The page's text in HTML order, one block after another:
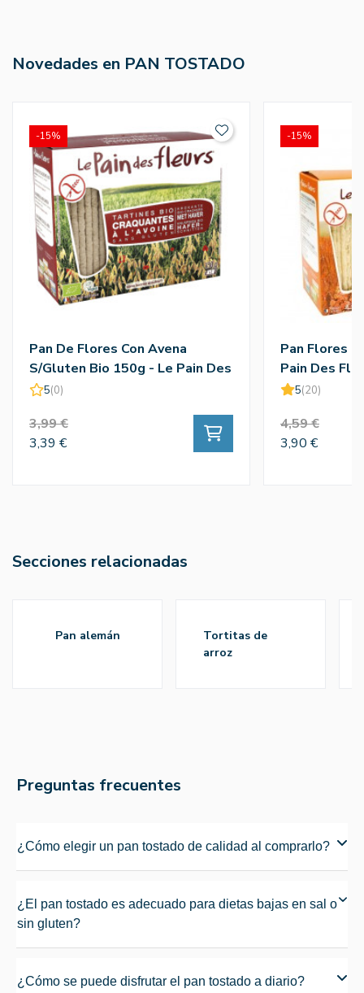
Novedades en PAN TOSTADO
Pan De Flores Con Avena
S/Gluten Bio 150g - Le Pain Des
Fleurs
5(0)
3,99 €
3,39 €
-15%
Pan Flores
Pain Des
5(20)
4,59 €
3,90 €
-15%
Secciones relacionadas
pan alemán
tortitas de
arroz
Preguntas frecuentes
¿Cómo elegir un pan tostado de calidad al comprarlo?
¿El pan tostado es adecuado para dietas bajas en sal o
sin gluten?
¿Cómo se puede disfrutar el pan tostado a diario?